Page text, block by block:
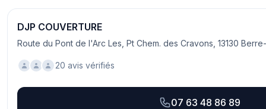
DJP COUVERTURE
Route du Pont de l'Arc Les, Pt Chem. des Cravons, 13130
20 avis vérifiés
07 63 48 86 89